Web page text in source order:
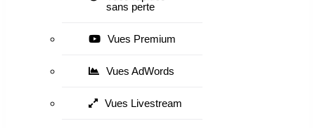
sans perte
Vues Premium
Vues AdWords
Vues Livestream